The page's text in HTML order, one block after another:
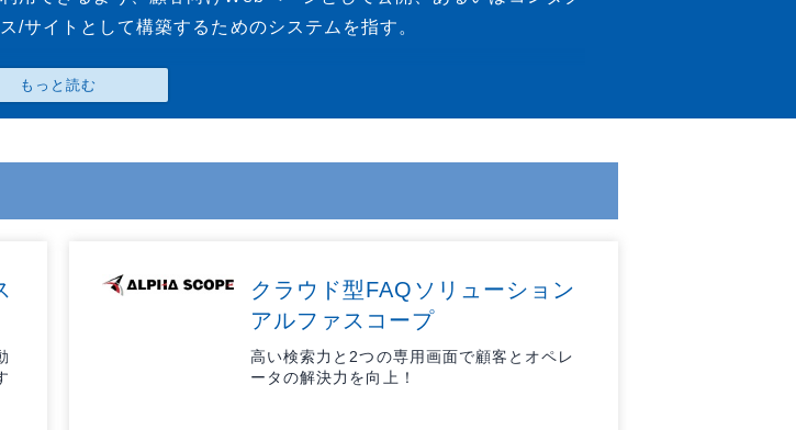
/サイトとして構築するためのシステムを指す。
クラウド型FAQソリューション
アルファスコープ
高い検索力と2つの専用画面で顧客とオペレ
ータの解決力を向上！